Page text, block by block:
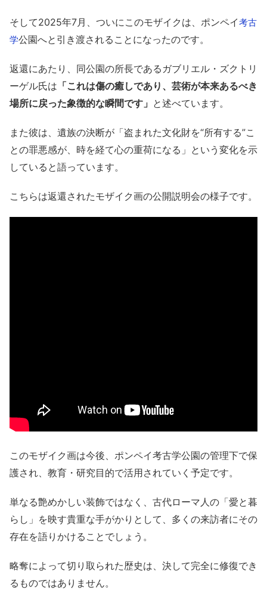
そして2025年7月、ついにこのモザイクは、ポンペイ考古
学公園へと引き渡されることになったのです。
返還にあたり、同公園の所長であるガブリエル・ズクトリ
ーゲル氏は 「これは傷の癒しであり、芸術が本来あるべき
場所に戻った象徴的な瞬間です」 と述べています。
また彼は、遺族の決断が「盗まれた文化財を“所有する”こ
との罪悪感が、時を経て心の重荷になる」という変化を示
していると語っています。
こちらは返還されたモザイク画の公開説明会の様子です。
このモザイク画は今後、ポンペイ考古学公園の管理下で保
護され、教育・研究目的で活用されていく予定です。
単なる艶めかしい装飾ではなく、古代ローマ人の「愛と暮
らし」を映す貴重な手がかりとして、多くの来訪者にその
存在を語りかけることでしょう。
略奪によって切り取られた歴史は、決して完全に修復でき
るものではありません。